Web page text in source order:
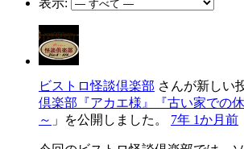
表示:
ビストロ怪談倶楽部 さんが新しい
倶楽部『アカエ様』『古い家での
～ 」を公開しました。 7年 1か月前